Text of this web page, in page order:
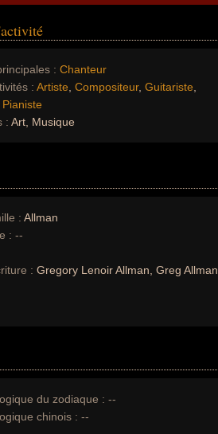
: Chanteur
: Artiste Compositeur, Guitariste
Pianiste
: Art, Musique
: Allman
: --
: Gregory Lenoir Allman, Greg Allman
du zodiaque : --
chinois : --